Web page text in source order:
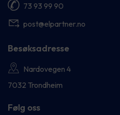
73 93 99 90
post@elpartner.no
Besøksadresse
Nardovegen 4
7032 Trondheim
Følg oss